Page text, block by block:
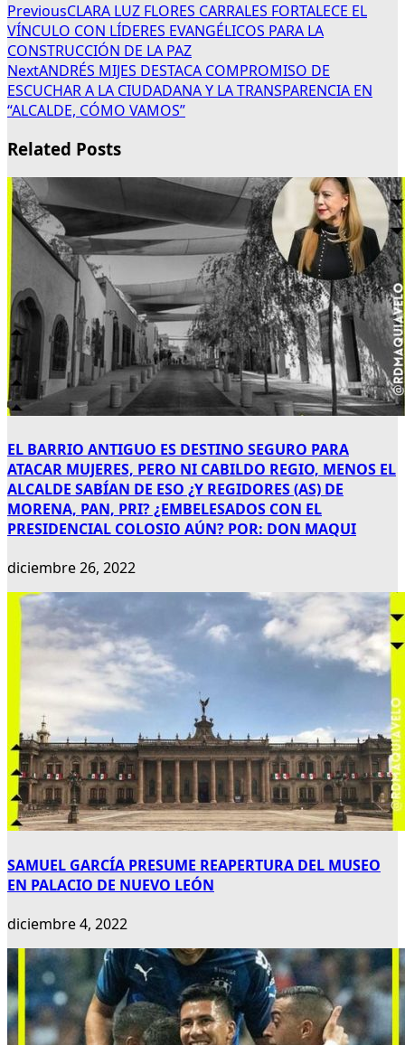
PreviousCLARA LUZ FLORES CARRALES FORTALECE EL
VÍNCULO CON LÍDERES EVANGÉLICOS PARA LA
CONSTRUCCIÓN DE LA PAZ
NextANDRÉS MIJES DESTACA COMPROMISO DE
ESCUCHAR A LA CIUDADANA Y LA TRANSPARENCIA EN
“ALCALDE, CÓMO VAMOS”
Related Posts
EL BARRIO ANTIGUO ES DESTINO SEGURO PARA
ATACAR MUJERES, PERO NI CABILDO REGIO, MENOS EL
ALCALDE SABÍAN DE ESO ¿Y REGIDORES (AS) DE
MORENA, PAN, PRI? ¿EMBELESADOS CON EL
PRESIDENCIAL COLOSIO AÚN? POR: DON MAQUI
diciembre 26, 2022
SAMUEL GARCÍA PRESUME REAPERTURA DEL MUSEO
EN PALACIO DE NUEVO LEÓN
diciembre 4, 2022